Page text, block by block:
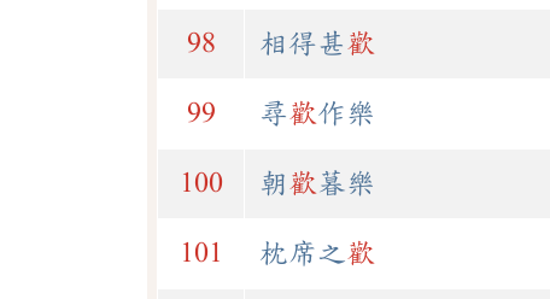
98 相得甚歡
99 尋歡作樂
100 朝歡暮樂
101 枕席之歡